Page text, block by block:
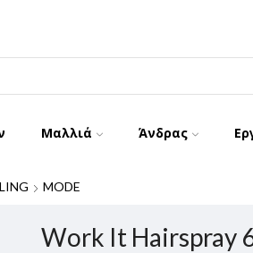
Μαλλιά Άνδρας
MODE
Work It Hairspray